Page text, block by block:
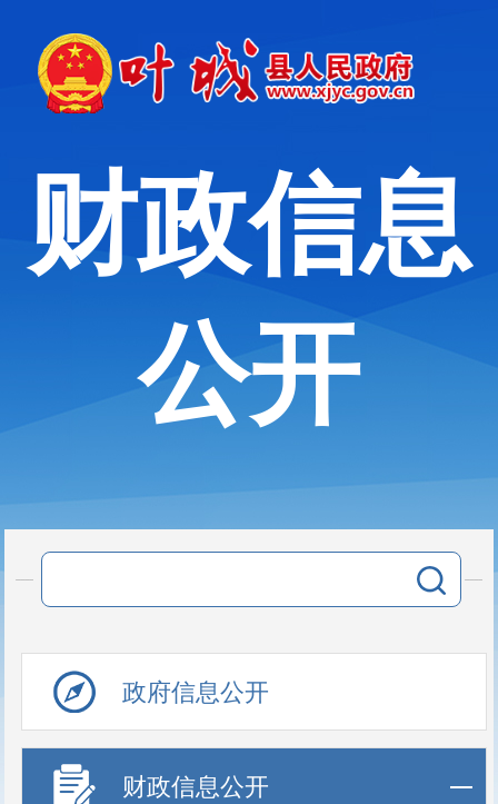
财政信息
公开
政府信息公开
财政信息公开